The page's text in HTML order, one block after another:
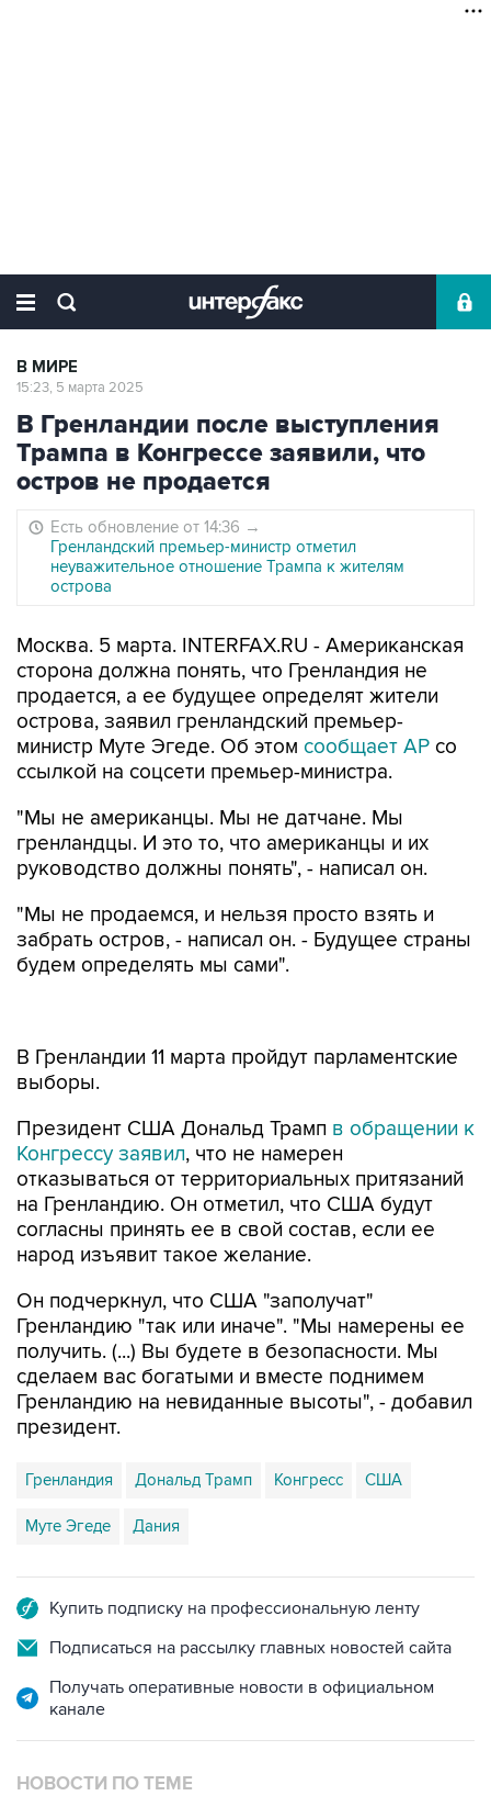
В МИРЕ
15:23, 5 марта 2025
В Гренландии после выступления
Трампа в Конгрессе заявили, что
остров не продается
Есть обновление от 14:36 →
Гренландский премьер-министр отметил
неуважительное отношение Трампа к жителям
острова
Москва. 5 марта. INTERFAX.RU - Американская
сторона должна понять, что Гренландия не
продается, а ее будущее определят жители
острова, заявил гренландский премьер-
министр Муте Эгеде. Об этом сообщает АР со
ссылкой на соцсети премьер-министра.
"Мы не американцы. Мы не датчане. Мы
гренландцы. И это то, что американцы и их
руководство должны понять", - написал он.
"Мы не продаемся, и нельзя просто взять и
забрать остров, - написал он. - Будущее страны
будем определять мы сами".
Президент США Дональд Трамп
отказываться от территориальных притязаний
на Гренландию. Он отметил, что США будут
согласны принять ее в свой состав, если ее
народ изъявит такое желание.
Он подчеркнул, что США "заполучат"
получить. (...) Вы будете в безопасности. Мы
сделаем вас богатыми и вместе поднимем
Гренландию на невиданные высоты", - добавил
президент.
Гренландия
Муте Эгеде Дания
Подписаться на рассылку главных новостей сайта
Получать оперативные новости в официальном
НОВОСТИ ПО ТЕМЕ
5 марта 2025 года 13:25